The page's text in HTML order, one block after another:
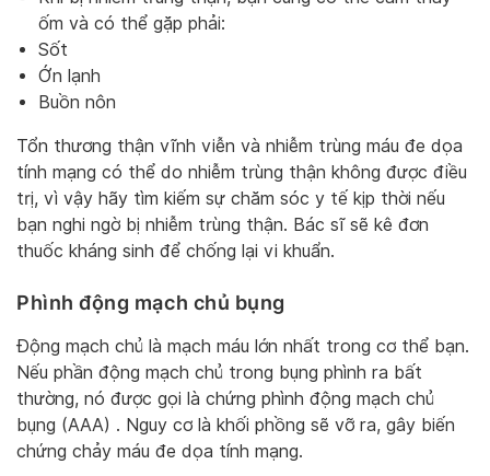
ốm và có thể gặp phải:
Sốt
Ớn lạnh
Buồn nôn
Tổn thương thận vĩnh viễn và nhiễm trùng máu đe dọa
tính mạng có thể do nhiễm trùng thận không được điều
trị, vì vậy hãy tìm kiếm sự chăm sóc y tế kịp thời nếu
bạn nghi ngờ bị nhiễm trùng thận. Bác sĩ sẽ kê đơn
thuốc kháng sinh để chống lại vi khuẩn.
Phình động mạch chủ bụng
Động mạch chủ là mạch máu lớn nhất trong cơ thể bạn.
Nếu phần động mạch chủ trong bụng phình ra bất
thường, nó được gọi là chứng phình động mạch chủ
bụng (AAA) . Nguy cơ là khối phồng sẽ vỡ ra, gây biến
chứng chảy máu đe dọa tính mạng.